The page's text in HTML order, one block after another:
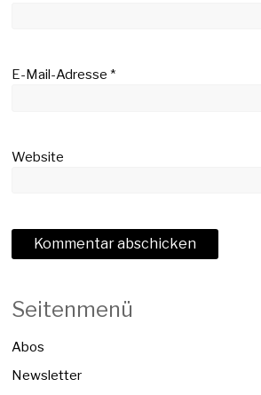
E-Mail-Adresse*
Website
Seitenmenü
Abos
Newsletter